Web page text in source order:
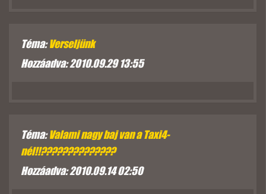
Téma:Verseljünk
Hozzáadva: 2010.09.29 13:55
Téma:Valami nagy baj van a Taxi4-
nél!!??????????????
Hozzáadva: 2010.09.14 02:50